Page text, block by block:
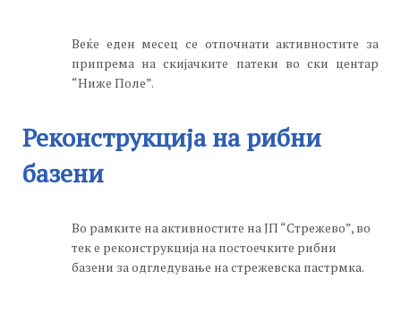
Среда, 11 Јуни 2025 15:21
наводнување за 2024 година-Четврток,
10 Октомври 2024 15:25
Веќе еден месец се отпочнати активностите за
припрема на скијачките патеки во ски центар
“Ниже Поле”.
Реконструкција на рибни
базени
Во рамките на активностите на ЈП “Стрежево”, во
тек е реконструкција на постоечките рибни
базени за одгледување на стрежевска пастрмка.